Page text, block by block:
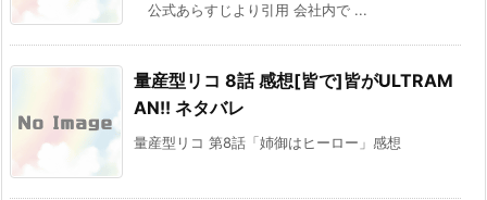
公式あらすじより引用 会社内で ...
量産型リコ 8話 感想[皆で]皆がULTRAM
AN!! ネタバレ
量産型リコ 第8話「姉御はヒーロー」感想